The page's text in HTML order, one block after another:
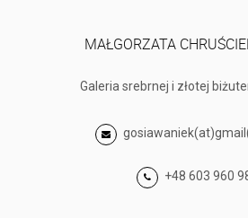
MAŁGORZATA
Galeria srebrnej i złotej
+48 603 960